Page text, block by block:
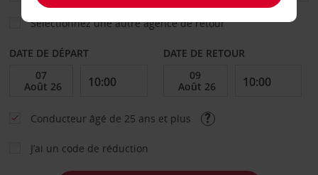
Sélectionnez une autre agence de retour
DATE DE DÉPART DATE DE RETOUR
Conducteur âgé de 25 ans et plus
J’ai un code de réduction